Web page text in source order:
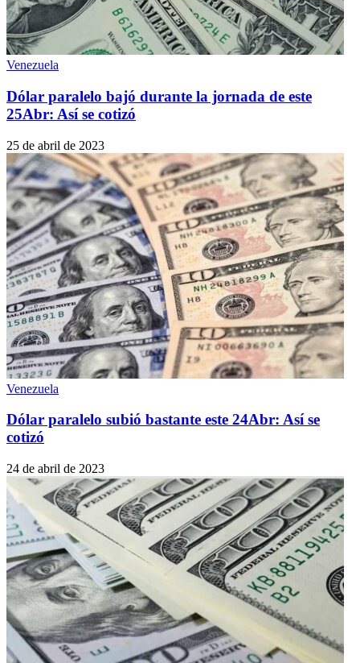
Venezuela
Dólar paralelo bajó durante la jornada de este
25Abr: Así se cotizó
25 de abril de 2023
Venezuela
Dólar paralelo subió bastante este 24Abr: Así se
cotizó
24 de abril de 2023